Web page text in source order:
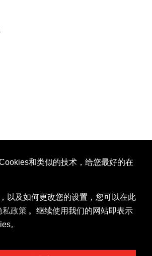
和类似的技术，给您最好的在
以及如何更改您的设置，您可以在此
私政策 。继续使用我们的网站即表示
。